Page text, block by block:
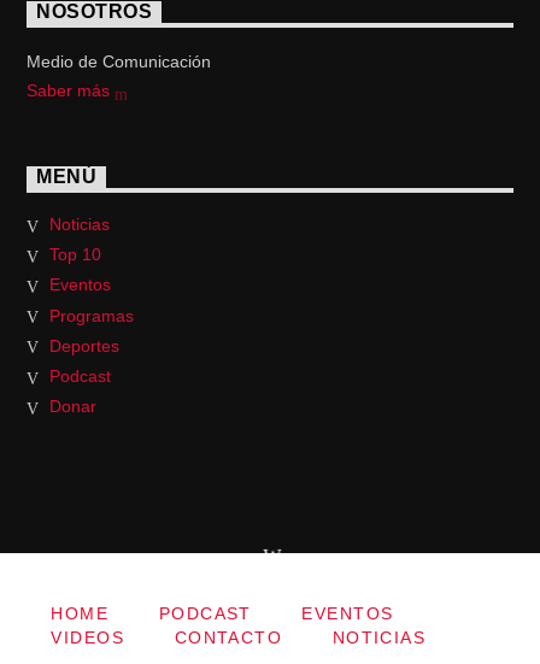
NOSOTROS
Medio de Comunicación
Saber más
MENÚ
Noticias
Top 10
Eventos
Programas
Deportes
Podcast
Donar
HOME PODCAST
EVENTOS
VIDEOS
CONTACTO NOTICIAS